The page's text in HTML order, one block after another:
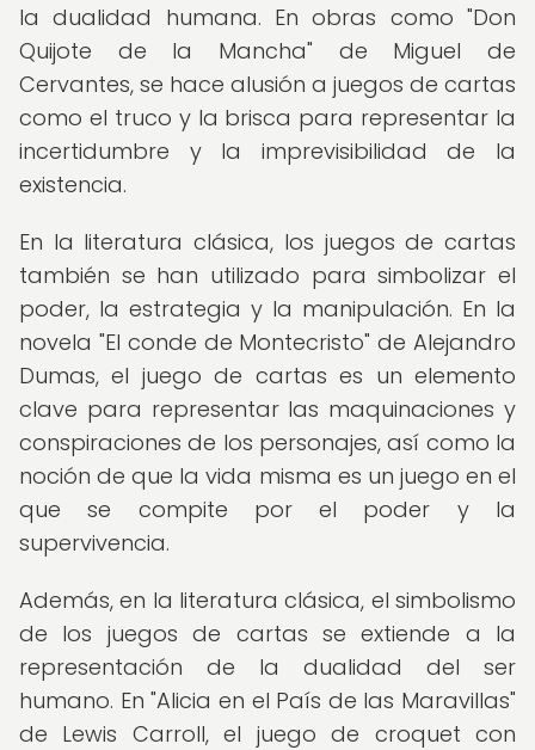
la dualidad humana. En obras como "Don
Quijote de la Mancha" de Miguel de
Cervantes, se hace alusión a juegos de cartas
como el truco y la brisca para representar la
incertidumbre y la imprevisibilidad de la
existencia.
En la literatura clásica, los juegos de cartas
también se han utilizado para simbolizar el
poder, la estrategia y la manipulación. En la
novela "El conde de Montecristo" de Alejandro
Dumas, el juego de cartas es un elemento
clave para representar las maquinaciones y
conspiraciones de los personajes, así como la
noción de que la vida misma es un juego en el
que se compite por el poder y la
supervivencia.
Además, en la literatura clásica, el simbolismo
de los juegos de cartas se extiende a la
representación de la dualidad del ser
humano. En "Alicia en el País de las Maravillas"
de Lewis Carroll, el juego de croquet con